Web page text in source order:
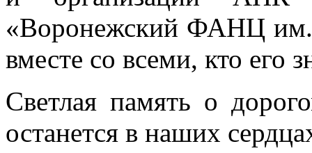
«Воронежский ФАНЦ
вместе со всеми, кто его
Светлая память о
останется в наших